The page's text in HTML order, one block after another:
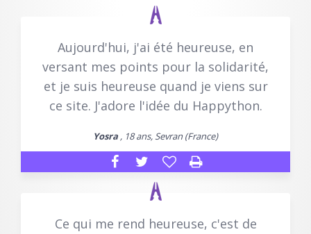
Aujourd'hui, j'ai été heureuse, en
versant mes points pour la solidarité,
et je suis heureuse quand je viens sur
ce site. J'adore l'idée du Happython.
Yosra , 18 ans, Sevran (France)
Ce qui me rend heureuse, c'est de